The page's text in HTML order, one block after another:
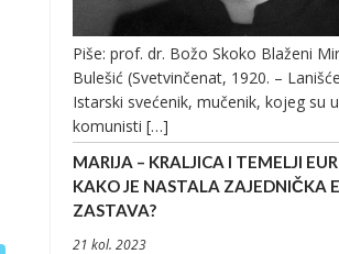
Piše: prof. dr. Božo Skoko Blaženi
Bulešić (Svetvinčenat, 1920. –
Istarski svećenik, mučenik, kojeg su
komunisti […]
MARIJA – KRALJICA I TEMELJI
KAKO JE NASTALA ZAJEDNIČKA
ZASTAVA?
21 kol. 2023